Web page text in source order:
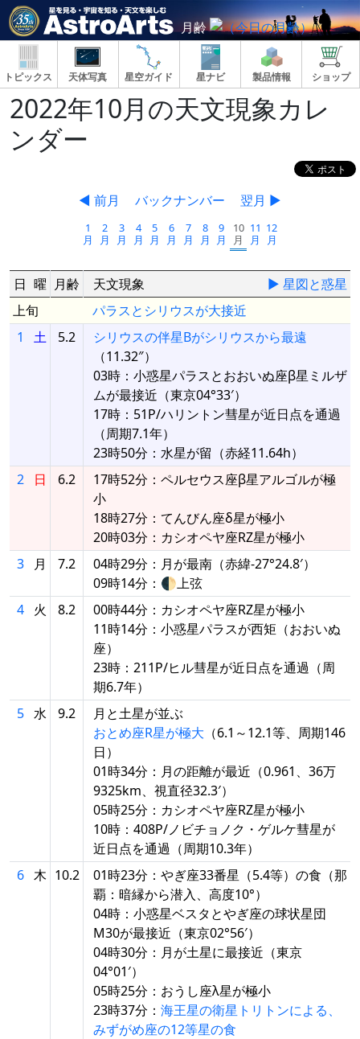
月齢
トピックス 天体写真 星空ガイド 星ナビ 製品情報 ショップ
2022年10月の天文現象カレ
ンダー
◀ 前月 バックナンバー 翌月 ▶
1
月
2
月
3
月
4
月
5
月
6
月
7
月
8
月
9
月
10
月
11
月
12
月
日 曜 月齢 天文現象
▶ 星図と惑星
上旬
パラスとシリウスが大接近
1
土 5.2
シリウスの伴星Bがシリウスから最遠
（11.32″）
03時：小惑星パラスとおおいぬ座β星ミルザ
ムが最接近（東京04°33′）
17時：51P/ハリントン彗星が近日点を通過
（周期7.1年）
23時50分：水星が留（赤経11.64h）
2
日 6.2
17時52分：ペルセウス座β星アルゴルが極
小
18時27分：てんびん座δ星が極小
20時03分：カシオペヤ座RZ星が極小
3
月 7.2
04時29分：月が最南（赤緯-27°24.8′）
09時14分：🌓上弦
4
火 8.2
00時44分：カシオペヤ座RZ星が極小
11時14分：小惑星パラスが西矩（おおいぬ
座）
23時：211P/ヒル彗星が近日点を通過（周
期6.7年）
5 水 9.2
月と土星が並ぶ
おとめ座R星が極大 （6.1～12.1等、周期146
日）
01時34分：月の距離が最近（0.961、36万
9325km、視直径32.3′）
05時25分：カシオペヤ座RZ星が極小
10時：408P/ノビチョノク・ゲルケ彗星が
近日点を通過（周期10.3年）
6 木 10.2
01時23分：やぎ座33番星（5.4等）の食（那
覇：暗縁から潜入、高度10°）
04時：小惑星ベスタとやぎ座の球状星団
M30が最接近（東京02°56′）
04時30分：月が土星に最接近（東京
04°01′）
05時25分：おうし座λ星が極小
23時37分： 海王星の衛星トリトンによる、
みずがめ座の12等星の食